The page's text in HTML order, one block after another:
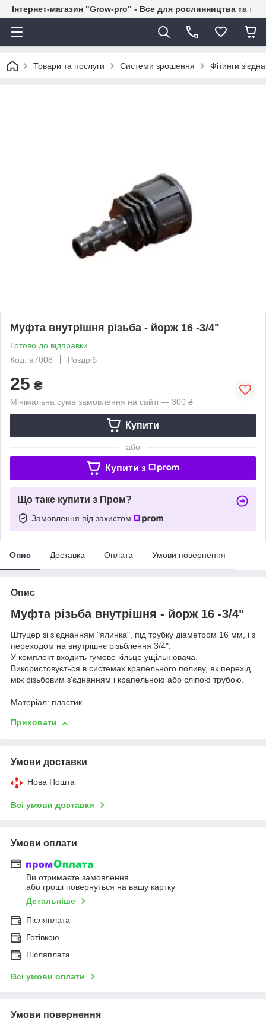
Інтернет-магазин "Grow-pro" - Все для рослинництва та
Товари та послуги Системи зрошення Фітинги
Муфта внутрішня різьба - йорж 16 -3/4"
Готово до відправки
Код: а7008
Роздріб
25 ₴
Мінімальна сума замовлення на сайті — 300 ₴
Купити
або
Купити з
Що таке купити з Пром?
Замовлення під захистом
Опис Доставка Оплата Умови повернення
Опис
Муфта різьба внутрішня - йорж 16 -3/4"
Штуцер зі з'єднанням "ялинка", під трубку діаметром 16 мм, і з
переходом на внутрішнє різьблення 3/4".
У комплект входить гумове кільце ущільнювача.
Використовується в системах крапельного поливу, як перехід
між різьбовим з'єднанням і крапельною або сліпою трубою.
Матеріал: пластик
Приховати
Умови доставки
Нова Пошта
Всі умови доставки
Умови оплати
Ви отримаєте замовлення
або гроші повернуться на вашу картку
Детальніше
Післяплата
Готівкою
Післяплата
Всі умови оплати
Умови повернення